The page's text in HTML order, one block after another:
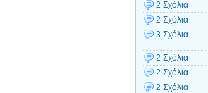
2 Σχόλια
2 Σχόλια
3 Σχόλια
2 Σχόλια
2 Σχόλια
2 Σχόλια